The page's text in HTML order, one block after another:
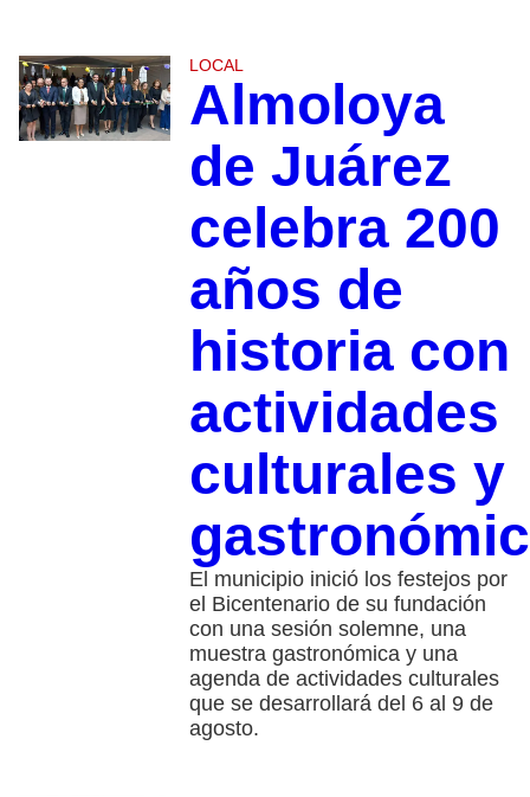
LOCAL
Almoloya
de Juárez
celebra 200
años de
historia con
actividades
culturales y
El municipio inició los festejos por
el Bicentenario de su fundación
con una sesión solemne, una
muestra gastronómica y una
agenda de actividades culturales
que se desarrollará del 6 al 9 de
agosto.